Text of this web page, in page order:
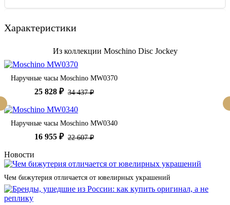
Характеристики
Из коллекции Moschino Disc Jockey
Наручные часы Moschino MW0370
25 828 ₽ 34 437 ₽
Наручные часы Moschino MW0340
16 955 ₽ 22 607 ₽
Новости
Чем бижутерия отличается от ювелирных украшений